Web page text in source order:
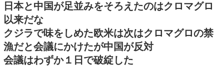
日本と中国が足並みをそろえたのはクロマグロ
以来だな
クジラで味をしめた欧米は次はクロマグロの禁
漁だと会議にかけたが中国が反対
会議はわずか１日で破綻した